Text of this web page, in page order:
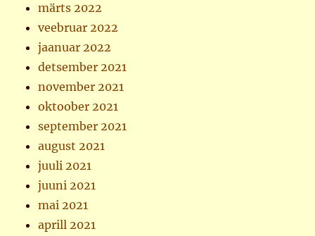
märts 2022
veebruar 2022
jaanuar 2022
detsember 2021
november 2021
oktoober 2021
september 2021
august 2021
juuli 2021
juuni 2021
mai 2021
aprill 2021